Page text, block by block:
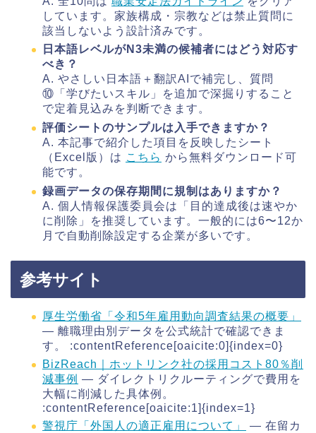
しています。家族構成・宗教などは禁止質問に
該当しないよう設計済みです。
日本語レベルがN3未満の候補者にはどう対応す
べき？
A. やさしい日本語＋翻訳AIで補完し、質問
⑩「学びたいスキル」を追加で深掘りすること
で定着見込みを判断できます。
評価シートのサンプルは入手できますか？
A. 本記事で紹介した項目を反映したシート
（Excel版）は こちら から無料ダウンロード可
能です。
録画データの保存期間に規制はありますか？
A. 個人情報保護委員会は「目的達成後は速やか
に削除」を推奨しています。一般的には6〜12か
月で自動削除設定する企業が多いです。
参考サイト
厚生労働省「令和5年雇用動向調査結果の概要」
― 離職理由別データを公式統計で確認できま
す。 :contentReference[oaicite:0]{index=0}
BizReach｜ホットリンク社の採用コスト80％削
減事例 ― ダイレクトリクルーティングで費用を
大幅に削減した具体例。
:contentReference[oaicite:1]{index=1}
警視庁「外国人の適正雇用について」
― 在留カ